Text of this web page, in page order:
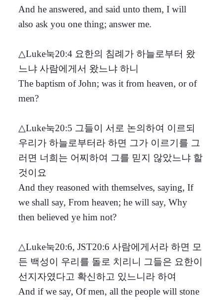
And he answered, and said unto them, I will
also ask you one thing; answer me.
△Luke눅20:4 요한의 침례가 하늘로부터 왔
느냐 사람에게서 왔느냐 하니
The baptism of John; was it from heaven, or of
men?
△Luke눅20:5 그들이 서로 논의하여 이르되
우리가 하늘로부터라 하면 그가 이르기를 그
러면 너희는 어찌하여 그를 믿지 않았느냐 할
것이요
And they reasoned with themselves, saying, If
we shall say, From heaven; he will say, Why
then believed ye him not?
△Luke눅20:6, JST20:6 사람에게서라 하면 모
든 백성이 우리를 돌로 치리니 그들은 요한이
선지자였다고 확신하고 있느니라 하여
And if we say, Of men, all the people will stone